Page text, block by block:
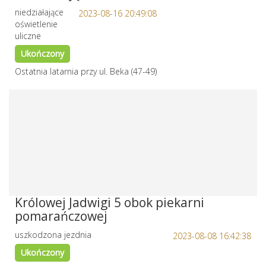
2023-08-16 20:49:08
niedziałające
oświetlenie
uliczne
Ukończony
Ostatnia latarnia przy ul. Beka (47-49)
Królowej Jadwigi 5 obok piekarni
pomarańczowej
2023-08-08 16:42:38
uszkodzona jezdnia
Ukończony